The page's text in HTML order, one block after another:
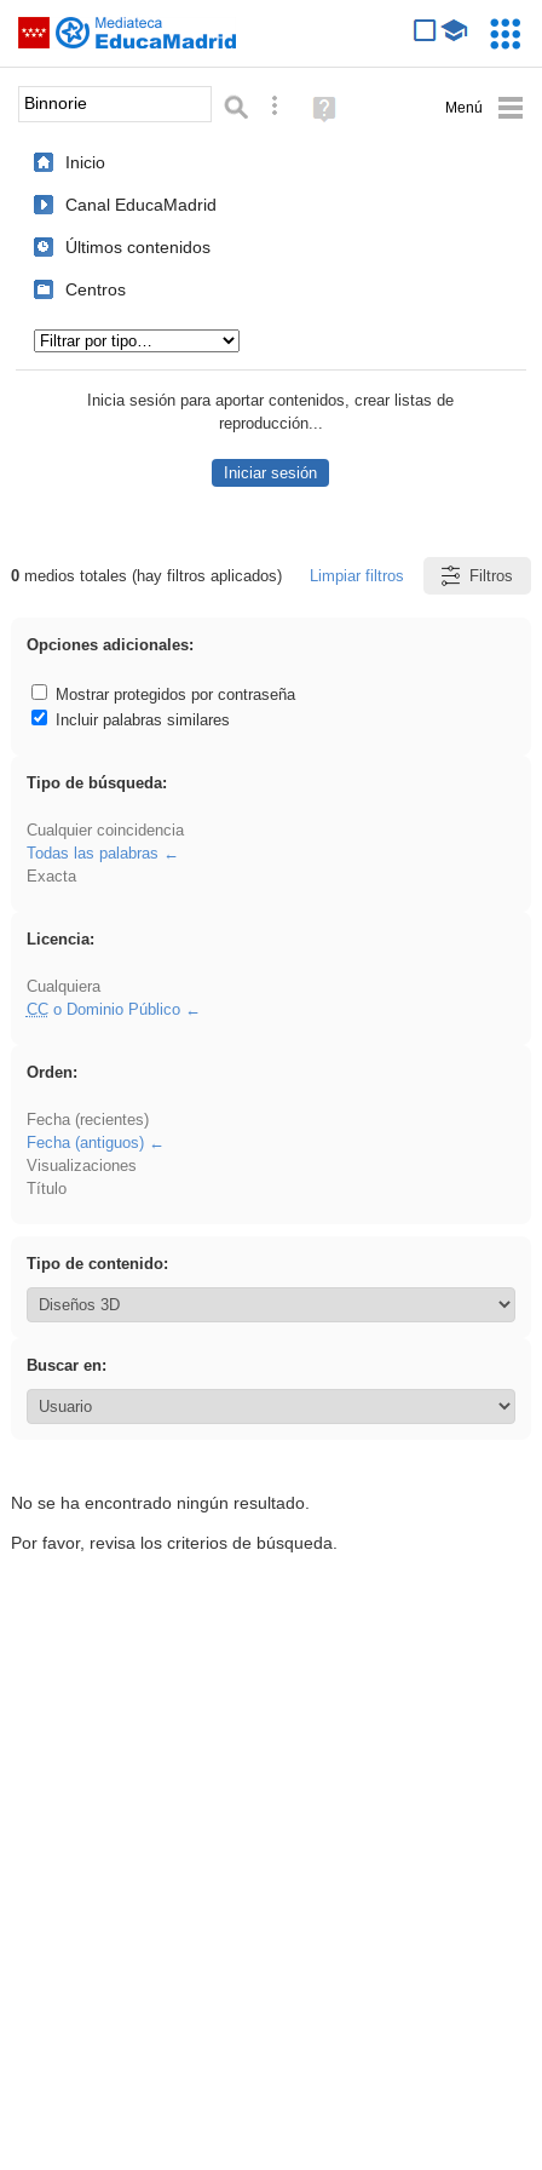
Saltar navegación
Palabra o frase: Búsqueda avanzada
Ayuda
(en
Inicio
Canal EducaMadrid
Últimos contenidos
Centros
Inicia sesión para aportar contenidos, crear listas de
reproducción...
Iniciar sesión
Resultados de: Binnorie
0medios totales (hay filtros aplicados) Limpiar filtros Filtros
Opciones adicionales:
Mostrar protegidos por contraseña
Incluir palabras similares
Tipo de búsqueda:
Cualquier coincidencia
Todas las palabras
Exacta
Licencia:
Cualquiera
CCo Dominio Público
Orden:
Fecha (recientes)
Fecha (antiguos)
Visualizaciones
Título
Tipo de contenido:
Buscar en:
No se ha encontrado ningún resultado.
Por favor, revisa los criterios de búsqueda.